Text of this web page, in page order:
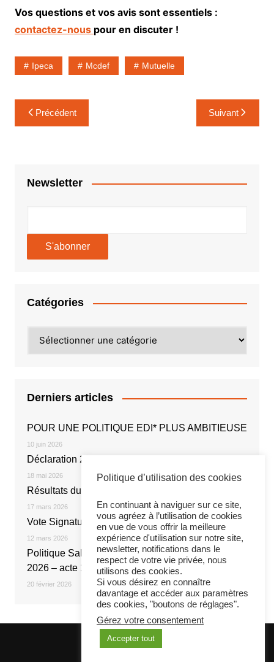
Vos questions et vos avis sont essentiels :
contactez-nous pour en discuter !
Ipeca Mcdef Mutuelle
Navigation
de
Précédent Suivant
Newsletter
Catégories
Derniers articles
POUR UNE POLITIQUE EDI* PLUS AMBITIEUSE
10 juin 2026
Déclaration 2026
18 mai 2026
Résultats du vote électronique
17 mars 2026
Vote Signature de l’Accord NOE 2026
12 mars 2026
Politique Salariale 2026 : Réunion du 20 février
2026 – acte 1
20 février 2026
Politique d’utilisation des cookies
En continuant à naviguer sur ce site,
vous agréez à l’utilisation de cookies
en vue de vous offrir la meilleure
expérience d'utilisation sur notre site,
newsletter, notifications dans le
respect de votre vie privée, nous
utilisons des cookies.
Si vous désirez en connaître
davantage et accéder aux paramètres
des cookies, "boutons de réglages".
Gérez votre consentement
Accepter tout